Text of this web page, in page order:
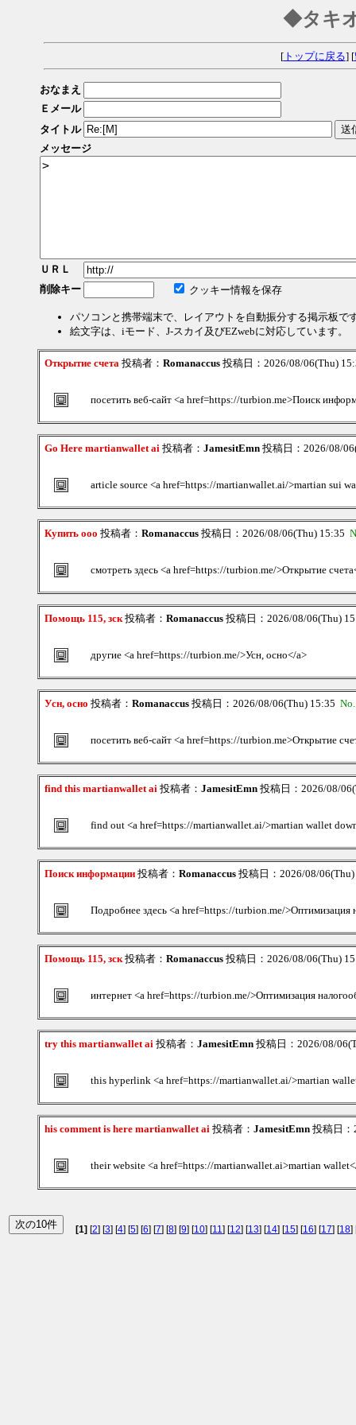
◆タキ
[トップに戻る] [
おなまえ
Ｅメール
タイトル
メッセージ
ＵＲＬ
削除キー
クッキー情報を保存
パソコンと携帯端末で、レイアウトを自動振分する掲示板で
絵文字は、iモード、J-スカイ及びEZwebに対応しています。
Открытие счета 投稿者： Romanaccus 投稿日：2026/08/06(Thu)
посетить веб-сайт <a href=https://turbion.me>Поиск
Go Here martianwallet ai 投稿者： JamesitEmn 投稿日：2026/08/
article source <a href=https://martianwallet.ai/>martian sui
Купить ооо 投稿者： Romanaccus 投稿日：2026/08/06(Thu) 15:35
смотреть здесь <a href=https://turbion.me/>Открытие
Помощь 115, зск投稿者： Romanaccus 投稿日：2026/08/06(Thu)
другие <a href=https://turbion.me/>Усн, осно</a>
Усн, осно 投稿者： Romanaccus 投稿日：2026/08/06(Thu) 15:35
посетить веб-сайт <a href=https://turbion.me>Открытие
find this martianwallet ai 投稿者： JamesitEmn 投稿日：2026/08/
find out <a href=https://martianwallet.ai/>martian wallet
Поиск информации 投稿者： Romanaccus 投稿日：2026/08/
Подробнее здесь <a href=https://turbion.me/>Оптимизация
Помощь 115, зск投稿者： Romanaccus 投稿日：2026/08/06(Thu)
интернет <a href=https://turbion.me/>Оптимизация
try this martianwallet ai 投稿者： JamesitEmn 投稿日：2026/08/
this hyperlink <a href=https://martianwallet.ai/>martian
his comment is here martianwallet ai 投稿者： JamesitEmn 投稿日
their website <a href=https://martianwallet.ai>martian
[1] [2] [3] [4] [5] [6] [7] [8] [9] [10] [11] [12] [13] [14] [15] [16] [17] [18]